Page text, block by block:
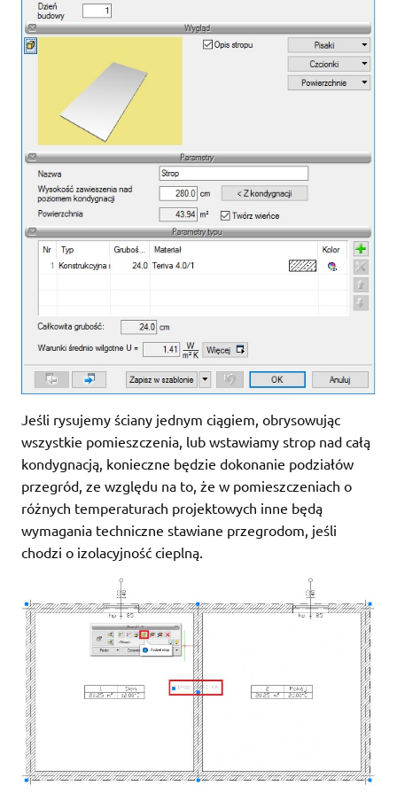
Jeśli rysujemy ściany jednym ciągiem, obrysowując
wszystkie pomieszczenia, lub wstawiamy strop nad całą
kondygnacją, konieczne będzie dokonanie podziałów
przegród, ze względu na to, że w pomieszczeniach o
różnych temperaturach projektowych inne będą
wymagania techniczne stawiane przegrodom, jeśli
chodzi o izolacyjność cieplną.